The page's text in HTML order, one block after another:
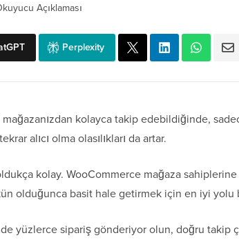
Açıklaması
Perplexity
kolayca takip edebildiğinde,
alıcı olma olasılıkları da artar.
kolay. WooCommerce mağaza sahiplerine
olduğunca basit hale getirmek için en iyi yolu
yüzlerce sipariş gönderiyor olun, doğru takip